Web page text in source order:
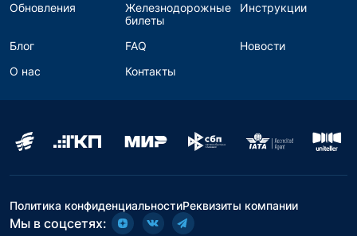
Обновления
Железнодорожные
билеты
Инструкции
Блог FAQ
Новости
О нас
Контакты
Политика конфиденциальностиРеквизиты компании
Мы в соцсетях: